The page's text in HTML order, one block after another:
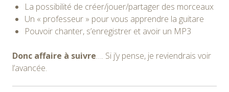
La possibilité de créer/jouer/partager des morceaux
Un « professeur » pour vous apprendre la guitare
Pouvoir chanter, s’enregistrer et avoir un MP3
Donc affaire à suivre…. Si j’y pense, je reviendrais voir
l’avancée.